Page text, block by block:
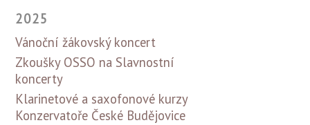
2025
Vánoční žákovský koncert
Zkoušky OSSO na Slavnostní
koncerty
Klarinetové a saxofonové kurzy
Konzervatoře České Budějovice